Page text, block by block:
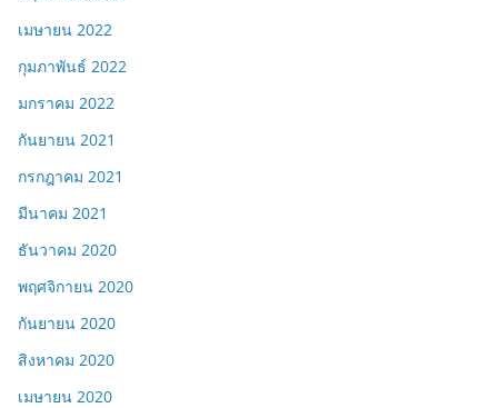
เมษายน 2022
กุมภาพันธ์ 2022
มกราคม 2022
กันยายน 2021
กรกฎาคม 2021
มีนาคม 2021
ธันวาคม 2020
พฤศจิกายน 2020
กันยายน 2020
สิงหาคม 2020
เมษายน 2020